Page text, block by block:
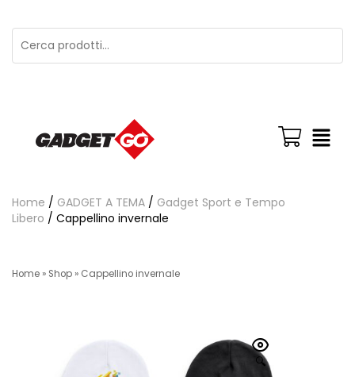
Home / GADGET A TEMA / Gadget Sport e Tempo
Libero / Cappellino invernale
Home » Shop » Cappellino invernale
🔍